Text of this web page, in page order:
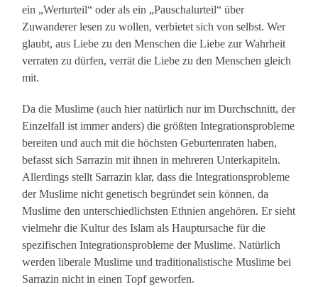
ein „Werturteil“ oder als ein „Pauschalurteil“ über
Zuwanderer lesen zu wollen, verbietet sich von selbst. Wer
glaubt, aus Liebe zu den Menschen die Liebe zur Wahrheit
verraten zu dürfen, verrät die Liebe zu den Menschen gleich
mit.
Da die Muslime (auch hier natürlich nur im Durchschnitt, der
Einzelfall ist immer anders) die größten Integrationsprobleme
bereiten und auch mit die höchsten Geburtenraten haben,
befasst sich Sarrazin mit ihnen in mehreren Unterkapiteln.
Allerdings stellt Sarrazin klar, dass die Integrationsprobleme
der Muslime nicht genetisch begründet sein können, da
Muslime den unterschiedlichsten Ethnien angehören. Er sieht
vielmehr die Kultur des Islam als Hauptursache für die
spezifischen Integrationsprobleme der Muslime. Natürlich
werden liberale Muslime und traditionalistische Muslime bei
Sarrazin nicht in einen Topf geworfen.